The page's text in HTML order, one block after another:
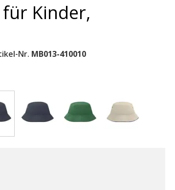
Kinder,
Nr. MB013-410010